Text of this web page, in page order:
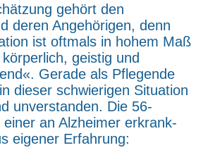
gehört den
deren Angehörigen, denn
ist oftmals in hohem Maß
geistig und
Gerade als Pflegende
dieser schwierigen Situation
unverstanden. Die 56-
einer an Alzheimer erkrank-
eigener Erfahrung: